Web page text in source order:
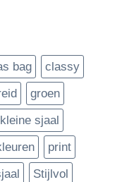
bag
classy
groen
kleine sjaal
print
Stijlvol